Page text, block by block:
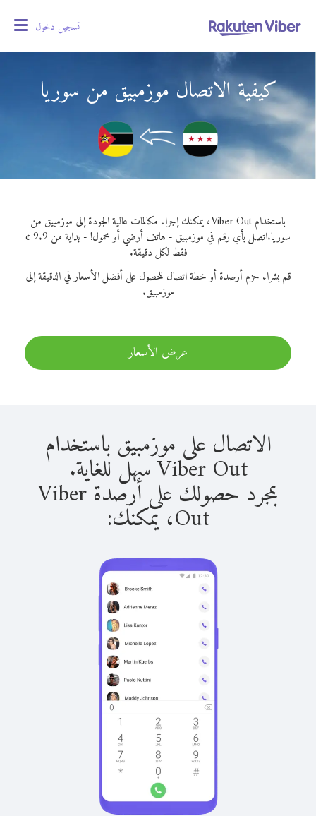
تسجيل دخول
كيفية الاتصال موزمبيق من سوريا
باستخدام Viber Out، يمكنك إجراء مكالمات عالية الجودة إلى موزمبيق من
سوريا.
اتصل بأي رقم في موزمبيق - هاتف أرضي أو محمول! - بداية من 9.9 ¢
فقط لكل دقيقة.
قم بشراء حزم أرصدة أو خطة اتصال للحصول على أفضل الأسعار في الدقيقة إلى
موزمبيق.
عرض الأسعار
الاتصال على موزمبيق باستخدام
Viber Out سهل للغاية.
بمجرد حصولك على أرصدة Viber
Out، يمكنك: